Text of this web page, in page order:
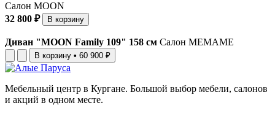
Салон MOON
32 800 ₽
В корзину
Диван "MOON Family 109" 158 см Салон МЕМАМЕ
В корзину • 60 900 ₽
Мебельный центр в Кургане. Большой выбор мебели, салонов
и акций в одном месте.